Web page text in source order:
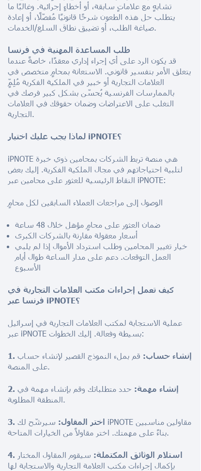
تشابهٍ مع علاماتٍ سابقة، أو أخطاءٍ إجرائية. وغالبًا ما
يتطلب حل هذه الطعون شرحًا قانونيًا مُفصّلًا، أو إعادة
صياغة الطلب، أو تضييق نطاق السلع/الخدمات.
طلب المساعدة المهنية في فرنسا
قد يكون الرد على أي إجراء إداري معقدًا، خاصةً عندما
يتعلق الأمر بتفسير قانوني. الاستعانة بمحامٍ متخصص في
العلامات التجارية أو خبير في الملكية الفكرية مُلِمٍّ
بالممارسات الفرنسية يُحسّن بشكل كبير فرصك في
التغلب على الاعتراضات وضمان حقوقك في العلامات
التجارية.
لماذا يجب عليك اختيار iPNOTE؟
iPNOTE هي منصة تربط الشركات بمحامين ذوي خبرة
لتلبية احتياجاتهم في مجال الملكية الفكرية. إليك بعض
النقاط الرئيسية للعثور على محامين عبر iPNOTE:
الوصول إلى مراجعات العملاء السابقين لكل محامٍ
ضمان العثور على محامٍ مؤهل خلال 48 ساعة
أسعار معقولة مقارنة بالشركات الكبرى
خيار تغيير المحامين وطلب استرداد الأموال إذا لم يلبي
العمل التوقعات. دعم على مدار الساعة طوال أيام
الأسبوع
كيف تعمل إجراءات مكتب العلامات التجارية في
فرنسا عبر iPNOTE؟
عملية الاستجابة لمكتب العلامات التجارية في إسرائيل
عبر iPNOTE بسيطة وفعالة. إليك الخطوات:
1. إنشاء حساب: قم بملء النموذج القصير لإنشاء حساب
على المنصة.
2. إنشاء مهمة: حدد متطلباتك وقم بإنشاء مهمة في
المنطقة المطلوبة.
3. اختر المقاول: سيرشّح لك iPNOTE مقاولين مناسبين
بناءً على مهمتك. اختر مقاولاً من الخيارات المتاحة.
4. استلام الوثائق المكتملة: سيقوم المقاول المختار
بإكمال إجراءات مكتب العلامة التجارية والاستجابة لها